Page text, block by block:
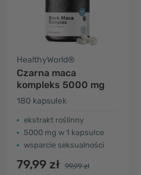
HealthyWorld®
Czarna maca
kompleks 5000 mg
180 kapsułek
ekstrakt roślinny
5000 mg w 1 kapsułce
wsparcie seksualności
79,99 zł 99,99 zł